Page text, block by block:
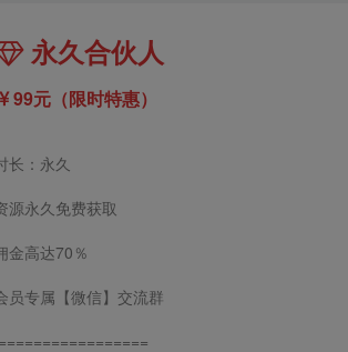
永久合伙人
99元（限时特惠）
长：永久
源永久免费获取
金高达70％
员专属【微信】交流群